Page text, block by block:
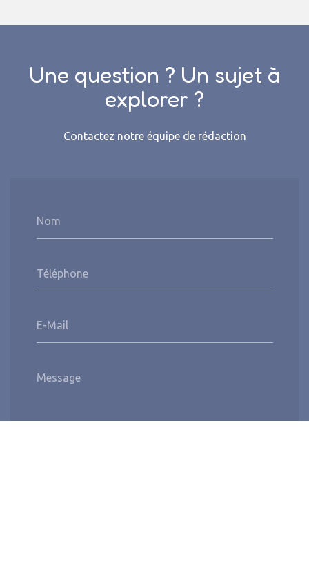
Une question ? Un sujet à
explorer ?
Contactez notre équipe de rédaction
Nom
Téléphone
E-Mail
Message